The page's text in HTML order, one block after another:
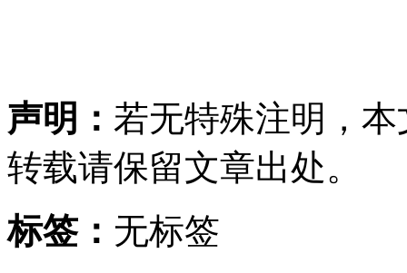
声明： 若无特殊注明，
转载请保留文章出处。
标签： 无标签